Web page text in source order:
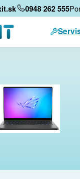
0948 262 555